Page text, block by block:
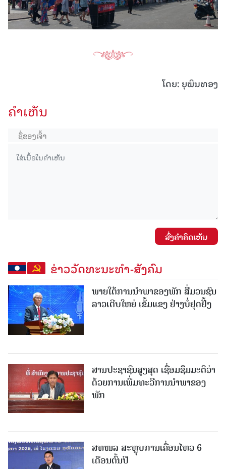
ໂດຍ: ຍຸພິນທອງ
ຄໍາເຫັນ
ສົ່ງຄໍາຄິດເຫັນ
ຂ່າວວັດທະນະທຳ-ສັງຄົມ
ພາຍໃຕ້ການນໍາພາຂອງພັກ ສື່ມວນຊົນ
ລາວເຕີບໃຫຍ່ ເຂັ້ມແຂງ ຢ່າງບໍ່ຢຸດຢັ້ງ
ສານປະຊາຊົນສູງສຸດ ເຊື່ອມຊຶມມະຕິວ່າ
ດ້ວຍການເພີ່ມທະວີການນຳພາຂອງ
ພັກ
ສທໜລ ສະຫຼຸບການເຄື່ອນໄຫວ 6
ເດືອນຕົ້ນປີ